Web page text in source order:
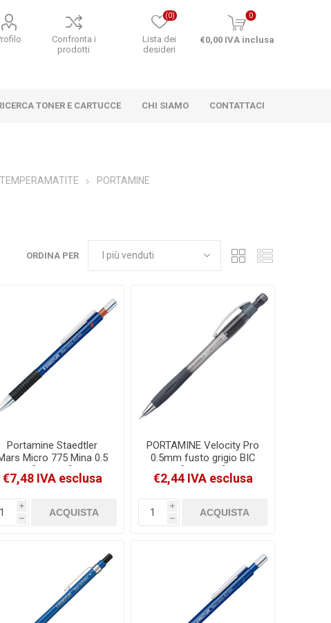
Confronta i
prodotti
Lista dei
desideri
(0) 0
€0,00 IVA inclusa
TONER E CARTUCCE CHI SIAMO CONTATTACI
PORTAMINE
ORDINA PER
Portamine Staedtler
Micro 775 Mina 0.5
€7,48 IVA esclusa
i
h
PORTAMINE Velocity Pro
0.5mm fusto grigio BIC
€2,44 IVA esclusa
i
h